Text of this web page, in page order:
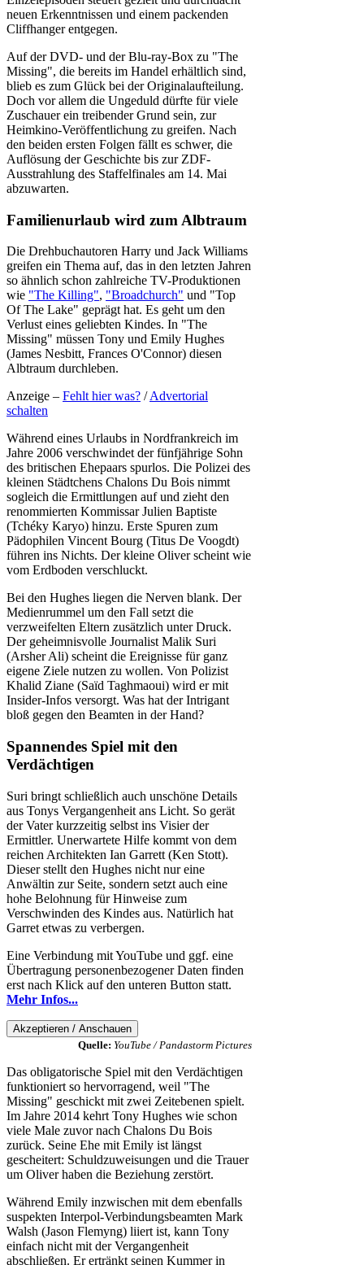
neuen Erkenntnissen und einem packenden
Cliffhanger entgegen.
Auf der DVD- und der Blu-ray-Box zu "The
Missing", die bereits im Handel erhältlich sind,
blieb es zum Glück bei der Originalaufteilung.
Doch vor allem die Ungeduld dürfte für viele
Zuschauer ein treibender Grund sein, zur
Heimkino-Veröffentlichung zu greifen. Nach
den beiden ersten Folgen fällt es schwer, die
Auflösung der Geschichte bis zur ZDF-
Ausstrahlung des Staffelfinales am 14. Mai
abzuwarten.
Familienurlaub wird zum Albtraum
Die Drehbuchautoren Harry und Jack Williams
greifen ein Thema auf, das in den letzten Jahren
so ähnlich schon zahlreiche TV-Produktionen
wie "The Killing", "Broadchurch" und "Top
Of The Lake" geprägt hat. Es geht um den
Verlust eines geliebten Kindes. In "The
Missing" müssen Tony und Emily Hughes
(James Nesbitt, Frances O'Connor) diesen
Albtraum durchleben.
Anzeige – Fehlt hier was? /Advertorial
schalten
Während eines Urlaubs in Nordfrankreich im
Jahre 2006 verschwindet der fünfjährige Sohn
des britischen Ehepaars spurlos. Die Polizei des
kleinen Städtchens Chalons Du Bois nimmt
sogleich die Ermittlungen auf und zieht den
renommierten Kommissar Julien Baptiste
(Tchéky Karyo) hinzu. Erste Spuren zum
Pädophilen Vincent Bourg (Titus De Voogdt)
führen ins Nichts. Der kleine Oliver scheint wie
vom Erdboden verschluckt.
Bei den Hughes liegen die Nerven blank. Der
Medienrummel um den Fall setzt die
verzweifelten Eltern zusätzlich unter Druck.
Der geheimnisvolle Journalist Malik Suri
(Arsher Ali) scheint die Ereignisse für ganz
eigene Ziele nutzen zu wollen. Von Polizist
Khalid Ziane (Saïd Taghmaoui) wird er mit
Insider-Infos versorgt. Was hat der Intrigant
bloß gegen den Beamten in der Hand?
Spannendes Spiel mit den
Verdächtigen
Suri bringt schließlich auch unschöne Details
aus Tonys Vergangenheit ans Licht. So gerät
der Vater kurzzeitig selbst ins Visier der
Ermittler. Unerwartete Hilfe kommt von dem
reichen Architekten Ian Garrett (Ken Stott).
Dieser stellt den Hughes nicht nur eine
Anwältin zur Seite, sondern setzt auch eine
hohe Belohnung für Hinweise zum
Verschwinden des Kindes aus. Natürlich hat
Garret etwas zu verbergen.
Eine Verbindung mit YouTube und ggf. eine
Übertragung personenbezogener Daten finden
erst nach Klick auf den unteren Button statt.
Mehr Infos...
Quelle: YouTube / Pandastorm Pictures
Das obligatorische Spiel mit den Verdächtigen
funktioniert so hervorragend, weil "The
Missing" geschickt mit zwei Zeitebenen spielt.
Im Jahre 2014 kehrt Tony Hughes wie schon
viele Male zuvor nach Chalons Du Bois
zurück. Seine Ehe mit Emily ist längst
gescheitert: Schuldzuweisungen und die Trauer
um Oliver haben die Beziehung zerstört.
Während Emily inzwischen mit dem ebenfalls
suspekten Interpol-Verbindungsbeamten Mark
Walsh (Jason Flemyng) liiert ist, kann Tony
einfach nicht mit der Vergangenheit
abschließen. Er ertränkt seinen Kummer in